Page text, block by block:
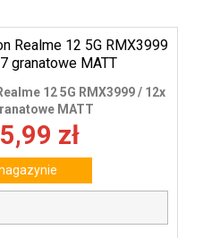
12 5G RMX3999 / 12x
MATT
zł